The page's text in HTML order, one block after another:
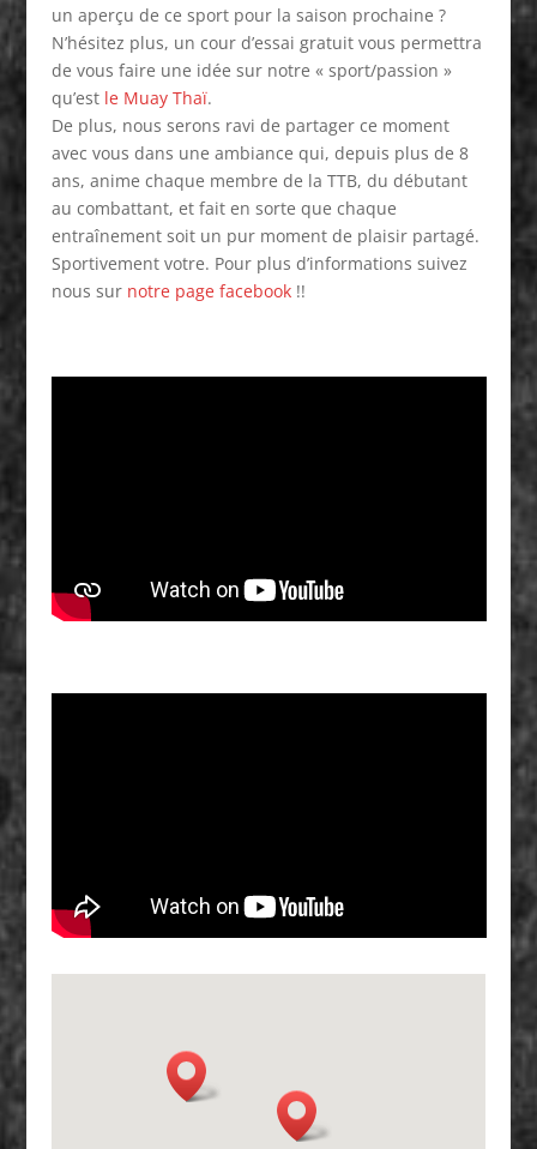
un aperçu de ce sport pour la saison prochaine ?
N’hésitez plus, un cour d’essai gratuit vous permettra
de vous faire une idée sur notre « sport/passion »
qu’estle Muay Thaï.
De plus, nous serons ravi de partager ce moment
avec vous dans une ambiance qui, depuis plus de 8
ans, anime chaque membre de la TTB, du débutant
au combattant, et fait en sorte que chaque
entraînement soit un pur moment de plaisir partagé.
Sportivement votre. Pour plus d’informations suivez
nous sur notre page facebook!!